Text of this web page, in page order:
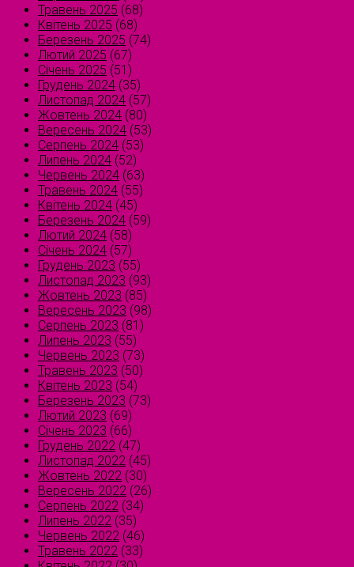
Травень 2025 (68)
Квітень 2025 (68)
Березень 2025 (74)
Лютий 2025 (67)
Січень 2025 (51)
Грудень 2024 (35)
Листопад 2024 (57)
Жовтень 2024 (80)
Вересень 2024 (53)
Серпень 2024 (53)
Липень 2024 (52)
Червень 2024 (63)
Травень 2024 (55)
Квітень 2024 (45)
Березень 2024 (59)
Лютий 2024 (58)
Січень 2024 (57)
Грудень 2023 (55)
Листопад 2023 (93)
Жовтень 2023 (85)
Вересень 2023 (98)
Серпень 2023 (81)
Липень 2023 (55)
Червень 2023 (73)
Травень 2023 (50)
Квітень 2023 (54)
Березень 2023 (73)
Лютий 2023 (69)
Січень 2023 (66)
Грудень 2022 (47)
Листопад 2022 (45)
Жовтень 2022 (30)
Вересень 2022 (26)
Серпень 2022 (34)
Липень 2022 (35)
Червень 2022 (46)
Травень 2022 (33)